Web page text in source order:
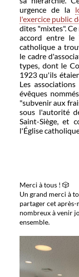
urgence de la
l'exercice public
dites "mixtes".
accord entre le
catholique a
le cadre
types, dont le
1923 qu'ils
Les
évêques
"subvenir aux
sous l'autorité
Saint-Siège, et
l'Église
Merci à tous ! 🎲
Un grand merci à
partager cet
nombreux à venir
ensemble.